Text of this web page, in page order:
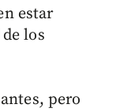
estar
los
pero